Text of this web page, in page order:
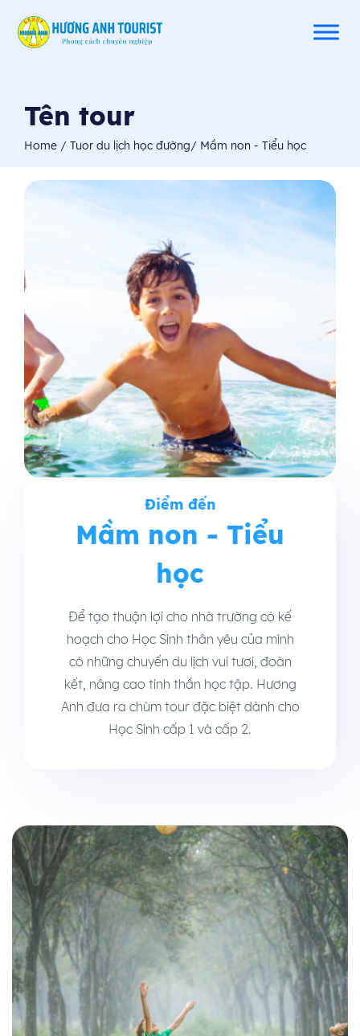
Tên tour
Home / Tuor du lịch học đường/ Mầm non - Tiểu học
Điểm đến
Mầm non - Tiểu
học
Để tạo thuận lợi cho nhà trường có kế
hoạch cho Học Sinh thân yêu của mình
có những chuyến du lịch vui tươi, đoàn
kết, nâng cao tinh thần học tập. Hương
Anh đưa ra chùm tour đặc biệt dành cho
Học Sinh cấp 1 và cấp 2.